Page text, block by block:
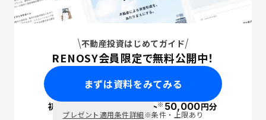
不動産投資はじめてガイド
RENOSY会員限定で無料公開中！
まずは資料をみてみる
初回面談で ポイント※50,000円分
プレゼント適用条件詳細※条件・上限あり